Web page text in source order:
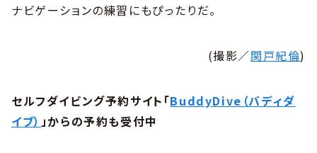
ナビゲーションの練習にもぴったりだ。
(撮影／関戸紀倫)
セルフダイビング予約サイト「BuddyDive（バディダ
イブ） 」からの予約も受付中